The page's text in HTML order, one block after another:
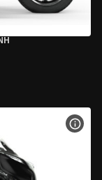
VER